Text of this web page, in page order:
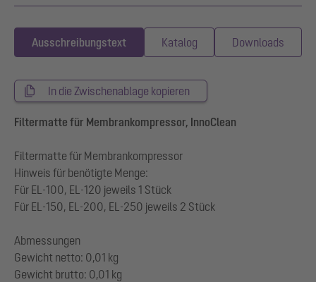
Ausschreibungstext Katalog Downloads
In die Zwischenablage kopieren
Filtermatte für Membrankompressor, InnoClean
Filtermatte für Membrankompressor
Hinweis für benötigte Menge:
Für EL-100, EL-120 jeweils 1 Stück
Für EL-150, EL-200, EL-250 jeweils 2 Stück
Abmessungen
Gewicht netto: 0,01 kg
Gewicht brutto: 0,01 kg